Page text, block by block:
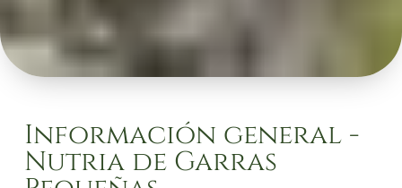
Información general -
Nutria de Garras